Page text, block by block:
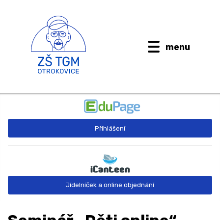
menu
BUDOUCÍ PRVŇÁČCI
AKTUALITY
Kontaktní informace
Přihlášení
Jídelníček a online objednání